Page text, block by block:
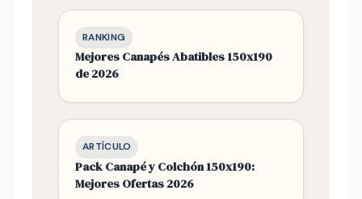
RANKING
Mejores Canapés Abatibles 150x190
de 2026
ARTÍCULO
Pack Canapé y Colchón 150x190:
Mejores Ofertas 2026